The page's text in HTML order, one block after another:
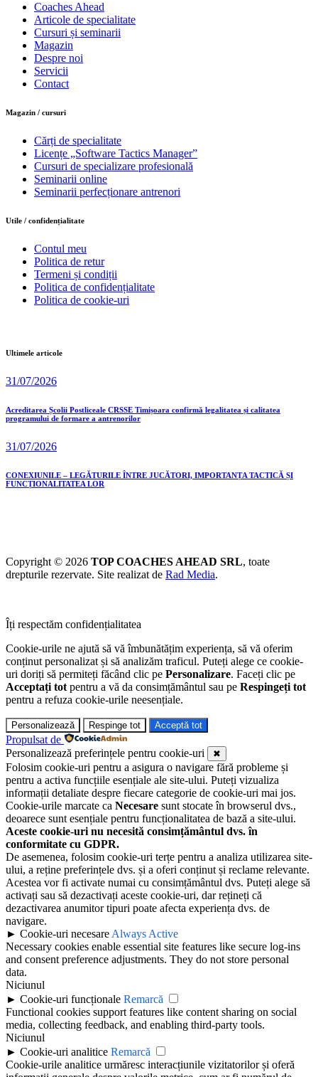
Coaches Ahead
Articole de specialitate
Cursuri și seminarii
Magazin
Despre noi
Servicii
Contact
Magazin / cursuri
Cărți de specialitate
Licențe „Software Tactics Manager”
Cursuri de specializare profesională
Seminarii online
Seminarii perfecționare antrenori
Utile / confidențialitate
Contul meu
Politica de retur
Termeni și condiții
Politica de confidențialitate
Politica de cookie-uri
Ultimele articole
31/07/2026
Acreditarea Școlii Postliceale CRSSE Timișoara confirmă legalitatea și calitatea
programului de formare a antrenorilor
31/07/2026
CONEXIUNILE – LEGĂTURILE ÎNTRE JUCĂTORI, IMPORTANȚA TACTICĂ ȘI
FUNCȚIONALITATEA LOR
Copyright © 2026 TOP COACHES AHEAD SRL, toate
drepturile rezervate. Site realizat de Rad Media.
Îți respectăm confidențialitatea
Cookie-urile ne ajută să vă îmbunătățim experiența, să vă oferim
conținut personalizat și să analizăm traficul. Puteți alege ce cookie-
uri doriți să permiteți făcând clic pe Personalizare. Faceți clic pe
Acceptați tot pentru a vă da consimțământul sau pe Respingeți tot
pentru a refuza cookie-urile neesențiale.
Personalizează Respinge tot Acceptă tot
Propulsat de
Personalizează preferințele pentru cookie-uri
✖
Folosim cookie-uri pentru a asigura o navigare fără probleme și
pentru a activa funcțiile esențiale ale site-ului. Puteți vizualiza
informații detaliate despre fiecare categorie de cookie-uri mai jos.
Cookie-urile marcate ca Necesare sunt stocate în browserul dvs.,
deoarece sunt esențiale pentru funcționalitatea de bază a site-ului.
Aceste cookie-uri nu necesită consimțământul dvs. în
conformitate cu GDPR.
De asemenea, folosim cookie-uri terțe pentru a analiza utilizarea site-
ului, a reține preferințele dvs. și a oferi conținut și reclame relevante.
Acestea vor fi activate numai cu consimțământul dvs. Puteți alege să
activați sau să dezactivați aceste cookie-uri, dar rețineți că
dezactivarea anumitor tipuri poate afecta experiența dvs. de
navigare.
► Cookie-uri necesare Always Active
Necessary cookies enable essential site features like secure log-ins
and consent preference adjustments. They do not store personal
data.
Niciunul
► Cookie-uri funcționale Remarcă
Functional cookies support features like content sharing on social
media, collecting feedback, and enabling third-party tools.
Niciunul
► Cookie-uri analitice Remarcă
Cookie-urile analitice urmăresc interacțiunile vizitatorilor și oferă